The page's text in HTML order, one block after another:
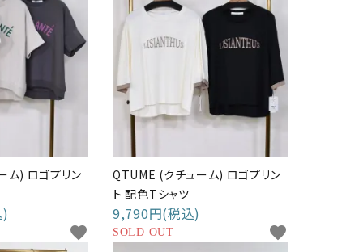
ム) ロゴプリン
favorite
QTUME (クチューム) ロゴプリン
ト 配色Tシャツ
9,790円(税込)
SOLD OUT favorite